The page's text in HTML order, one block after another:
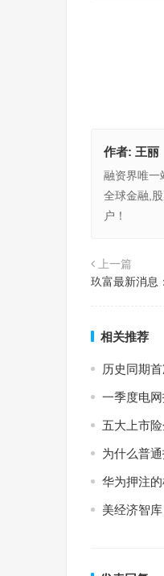
作者: 王丽
融资界唯一
全球金融,
户！
上一篇
玖富最新消息
相关推荐
历史同期
一季度电
五大上市
为什么普通
华为押注
美经济智